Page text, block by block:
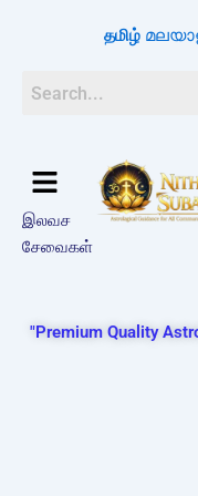
தமிழ்
இலவச
சேவைகள்
"Premium Quality